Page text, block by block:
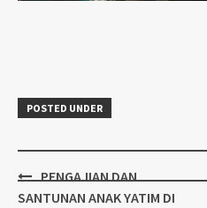
POSTED UNDER
Post
navigation
PENGAJIAN DAN
SANTUNAN ANAK YATIM DI